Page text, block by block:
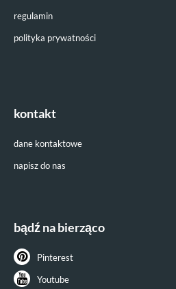
regulamin
polityka prywatności
kontakt
dane kontaktowe
napisz do nas
bądź na bierząco
Pinterest
Youtube